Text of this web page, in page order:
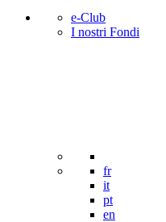
e-Club
I nostri Fondi
fr
it
pt
en